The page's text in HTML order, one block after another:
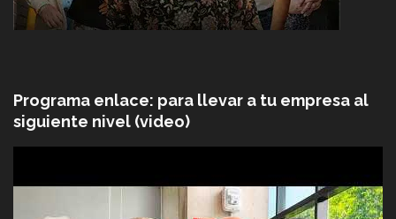
Programa enlace: para llevar a tu empresa al
siguiente nivel (video)